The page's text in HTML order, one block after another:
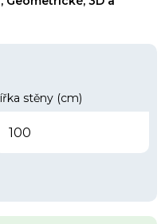
stěny (cm)